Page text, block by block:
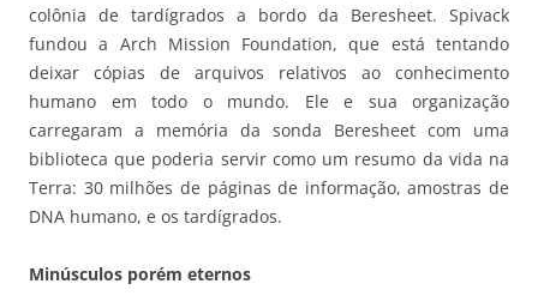
colônia de tardígrados a bordo da Beresheet. Spivack
fundou a Arch Mission Foundation, que está tentando
deixar cópias de arquivos relativos ao conhecimento
humano em todo o mundo. Ele e sua organização
carregaram a memória da sonda Beresheet com uma
biblioteca que poderia servir como um resumo da vida na
Terra: 30 milhões de páginas de informação, amostras de
DNA humano, e os tardígrados.
Minúsculos porém eternos